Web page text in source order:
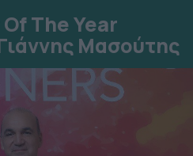
The Year
Μασούτης